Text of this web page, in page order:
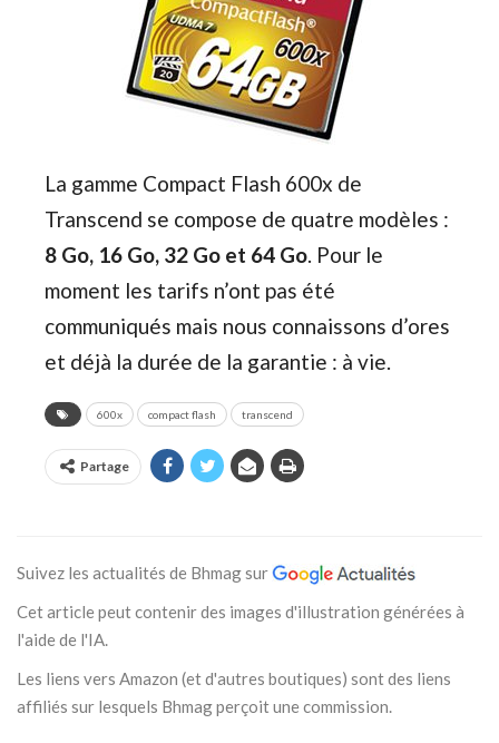
La gamme Compact Flash 600x de
Transcend se compose de quatre modèles :
8 Go, 16 Go, 32 Go et 64 Go. Pour le
moment les tarifs n’ont pas été
communiqués mais nous connaissons d’ores
et déjà la durée de la garantie : à vie.
600x compact flash transcend
Partage
Suivez les actualités de Bhmag sur
Cet article peut contenir des images d'illustration générées à
l'aide de l'IA.
Les liens vers Amazon (et d'autres boutiques) sont des liens
affiliés sur lesquels Bhmag perçoit une commission.